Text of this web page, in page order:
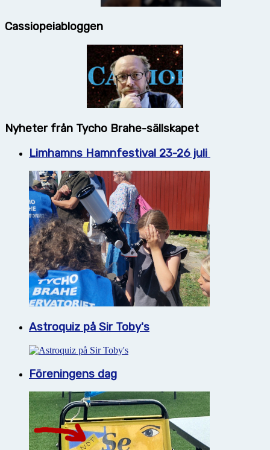
Cassiopeiabloggen
Nyheter från Tycho Brahe-sällskapet
Limhamns Hamnfestival 23-26 juli
Astroquiz på Sir Toby's
Föreningens dag